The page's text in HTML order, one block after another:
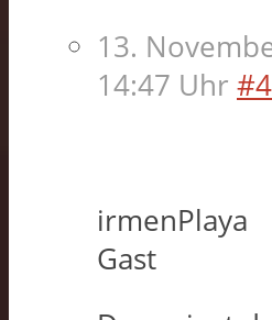
13.
14:47 Uhr
irmenPlaya
Gast